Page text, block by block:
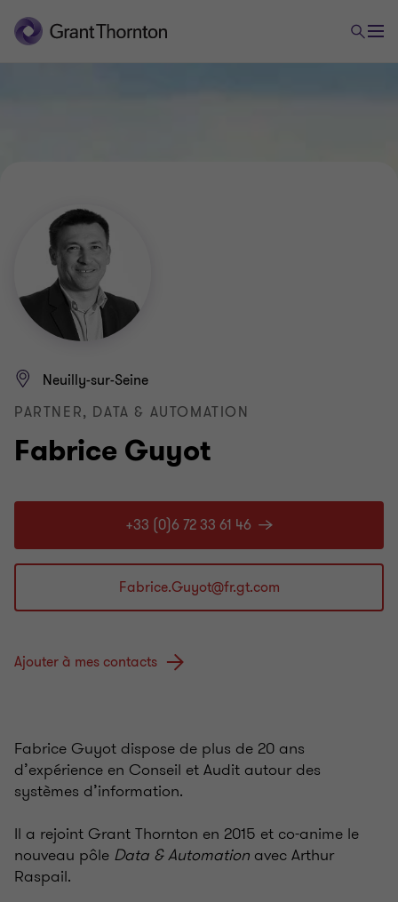
Fabrice Guyot
Neuilly-sur-Seine
PARTNER, DATA & AUTOMATION
+33 (0)6 72 33 61 46
Ajouter à mes contacts
Fabrice Guyot dispose de plus de 20 ans
d’expérience en Conseil et Audit autour des
systèmes d’information.
Il a rejoint Grant Thornton en 2015 et co-anime le
nouveau pôle Data & Automation avec Arthur
Raspail.